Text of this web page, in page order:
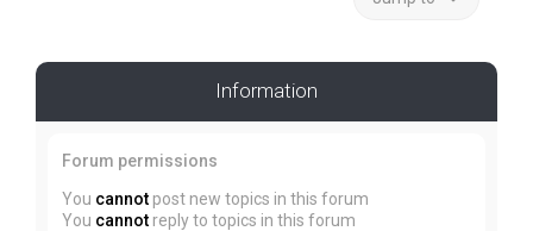
Information
Forum permissions
You cannot post new topics in this forum
You cannot reply to topics in this forum